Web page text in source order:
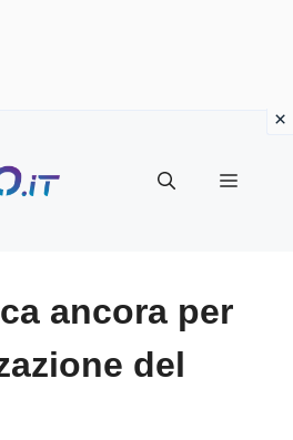
Menu
ancora per
del